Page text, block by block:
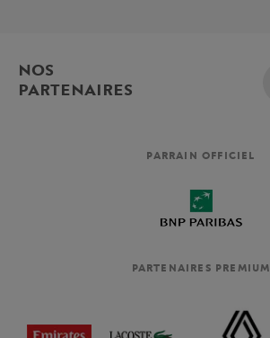
NOS
PARTENAIRES
PARRAIN OFFICIEL
PARTENAIRES PREMIUM